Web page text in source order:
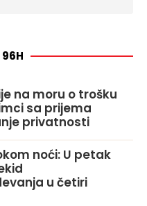
96H
na moru o trošku
sa prijema
privatnosti
noći: U petak
u četiri